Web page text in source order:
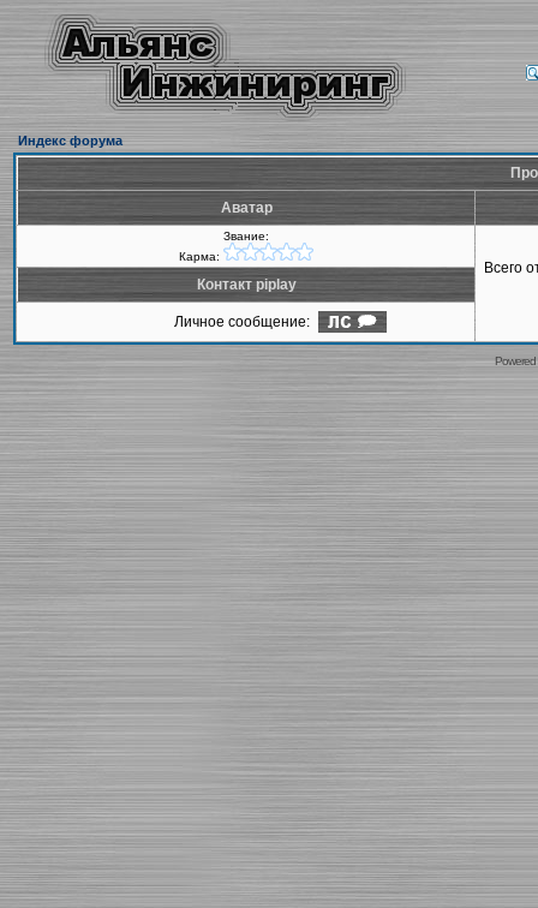
Индекс форума
Аватар
Звание:
Карма:
Всего
Контакт piplay
Личное сообщение: